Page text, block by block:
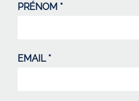
PRÉNOM *
EMAIL *